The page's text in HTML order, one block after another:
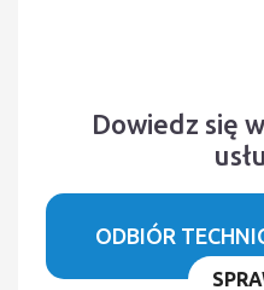
Dowiedz się
ODBIÓR